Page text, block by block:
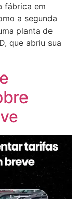
fábrica em
a segunda
planta de
que abriu sua